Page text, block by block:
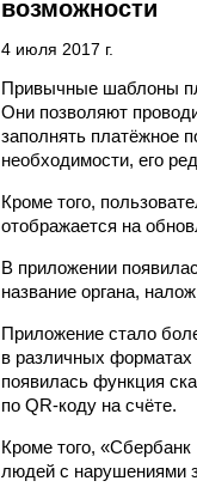
возможности
4 июля 2017 г.
Привычные шаблоны
Они позволяют
заполнять платёжное
необходимости, его
Кроме того,
отображается на
В приложении
название органа,
Приложение стало
в различных
появилась функция
по QR-коду на счёте.
Кроме того,
людей с нарушениями